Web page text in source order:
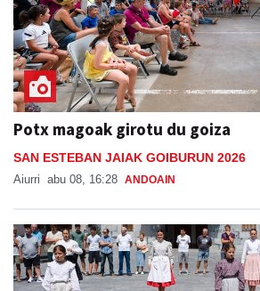
Potx magoak girotu du goiza
SAN ESTEBAN JAIAK GOIBURUN 2026
Aiurri abu 08, 16:28 ANDOAIN